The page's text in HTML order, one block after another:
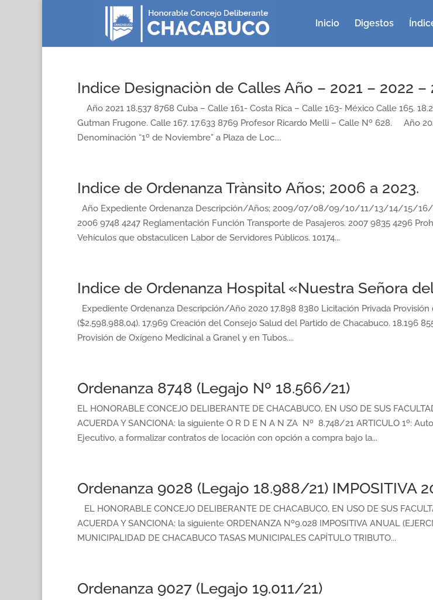
Inicio Digestos
Indice Designaciòn de Calles Año – 2021 – 2022 –
Año 2021 18.537 8768 Cuba – Calle 161- Costa Rica – Calle 163- México Calle 165.
Gutman Frugone. Calle 167. 17.633 8769 Profesor Ricardo Melli – Calle Nº 628. Año
Denominación “1º de Noviembre” a Plaza de Loc....
Indice de Ordenanza Trànsito Años; 2006 a 2023.
Año Expediente Ordenanza Descripción/Años; 2009/07/08/09/10/11/13/14/15/
2006 9748 4247 Reglamentación Función Transporte de Pasajeros. 2007 9835 4296
Vehículos que obstaculicen Labor de Servidores Públicos. 10174...
Indice de Ordenanza Hospital «Nuestra Señora
Expediente Ordenanza Descripción/Año 2020 17.898 8380 Licitación Privada Provisión
($2.598.988,04). 17.969 Creación del Consejo Salud del Partido de Chacabuco. 18.196
Provisión de Oxígeno Medicinal a Granel y en Tubos....
Ordenanza 8748 (Legajo Nº 18.566/21)
EL HONORABLE CONCEJO DELIBERANTE DE CHACABUCO, EN USO DE SUS
ACUERDA Y SANCIONA: la siguiente O R D E N A N ZA Nº 8.748/21 ARTICULO 1º:
Ejecutivo, a formalizar contratos de locación con opción a compra bajo la...
Ordenanza 9028 (Legajo 18.988/21) IMPOSITIVA
EL HONORABLE CONCEJO DELIBERANTE DE CHACABUCO, EN USO DE SUS
ACUERDA Y SANCIONA: la siguiente ORDENANZA Nº9.028 IMPOSITIVA ANUAL
MUNICIPALIDAD DE CHACABUCO TASAS MUNICIPALES CAPÍTULO TRIBUTO...
Ordenanza 9027 (Legajo 19.011/21)